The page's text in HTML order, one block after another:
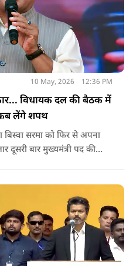
10 May, 2026 12:36 PM
विधायक दल की बैठक में
कब लेंगे शपथ
सरमा को फिर से अपना
दूसरी बार मुख्यमंत्री पद की